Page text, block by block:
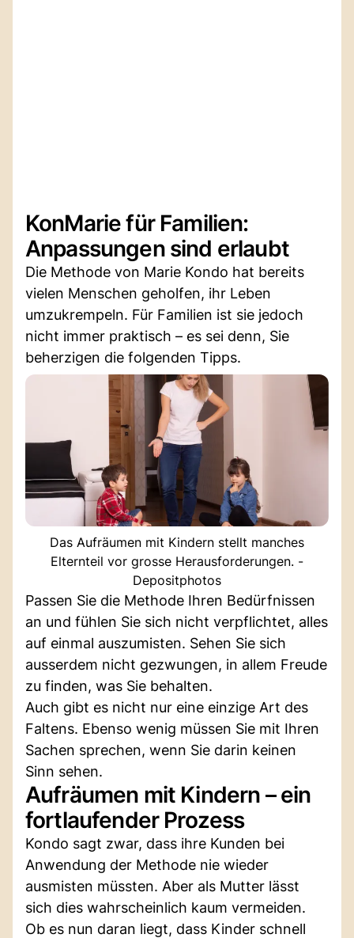
KonMarie für Familien:
Anpassungen sind erlaubt
Die Methode von Marie Kondo hat bereits
vielen Menschen geholfen, ihr Leben
umzukrempeln. Für Familien ist sie jedoch
nicht immer praktisch – es sei denn, Sie
beherzigen die folgenden Tipps.
Das Aufräumen mit Kindern stellt manches
Elternteil vor grosse Herausforderungen. -
Depositphotos
Passen Sie die Methode Ihren Bedürfnissen
an und fühlen Sie sich nicht verpflichtet, alles
auf einmal auszumisten. Sehen Sie sich
ausserdem nicht gezwungen, in allem Freude
zu finden, was Sie behalten.
Auch gibt es nicht nur eine einzige Art des
Faltens. Ebenso wenig müssen Sie mit Ihren
Sachen sprechen, wenn Sie darin keinen
Sinn sehen.
Aufräumen mit Kindern – ein
fortlaufender Prozess
Kondo sagt zwar, dass ihre Kunden bei
Anwendung der Methode nie wieder
ausmisten müssten. Aber als Mutter lässt
sich dies wahrscheinlich kaum vermeiden.
Ob es nun daran liegt, dass Kinder schnell